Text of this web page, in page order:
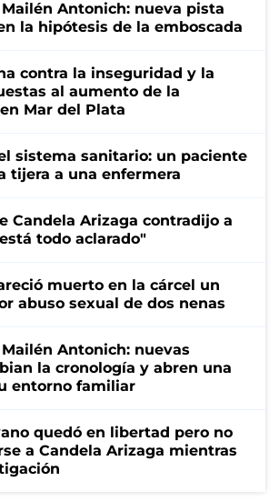
Antonich: nueva pista
la hipótesis de la emboscada
contra la inseguridad y la
al aumento de la
Mar del Plata
sistema sanitario: un paciente
tijera a una enfermera
Candela Arizaga contradijo a
todo aclarado"
muerto en la cárcel un
abuso sexual de dos nenas
Antonich: nuevas
la cronología y abren una
entorno familiar
quedó en libertad pero no
a Candela Arizaga mientras